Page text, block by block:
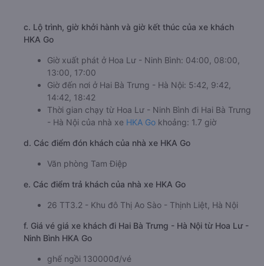
c. Lộ trình, giờ khởi hành và giờ kết thúc của xe khách
HKA Go
Giờ xuất phát ở Hoa Lư - Ninh Bình: 04:00, 08:00,
13:00, 17:00
Giờ đến nơi ở Hai Bà Trưng - Hà Nội: 5:42, 9:42,
14:42, 18:42
Thời gian chạy từ Hoa Lư - Ninh Bình đi Hai Bà Trưng
- Hà Nội của nhà xe HKA Go khoảng: 1.7 giờ
d. Các điểm đón khách của nhà xe HKA Go
Văn phòng Tam Điệp
e. Các điểm trả khách của nhà xe HKA Go
26 TT3.2 - Khu đô Thị Ao Sào - Thịnh Liệt, Hà Nội
f. Giá vé giá xe khách đi Hai Bà Trưng - Hà Nội từ Hoa Lư -
Ninh Bình HKA Go
ghế ngồi 130000đ/vé